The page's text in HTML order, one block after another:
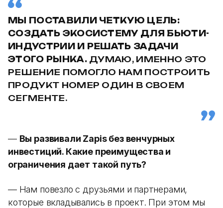
МЫ ПОСТАВИЛИ ЧЕТКУЮ ЦЕЛЬ:
СОЗДАТЬ ЭКОСИСТЕМУ ДЛЯ БЬЮТИ-
ИНДУСТРИИ И РЕШАТЬ ЗАДАЧИ
ЭТОГО РЫНКА. ДУМАЮ, ИМЕННО ЭТО
РЕШЕНИЕ ПОМОГЛО НАМ ПОСТРОИТЬ
ПРОДУКТ НОМЕР ОДИН В СВОЕМ
СЕГМЕНТЕ.
— Вы развивали Zapis без венчурных
инвестиций. Какие преимущества и
ограничения дает такой путь?
— Нам повезло с друзьями и партнерами,
которые вкладывались в проект. При этом мы